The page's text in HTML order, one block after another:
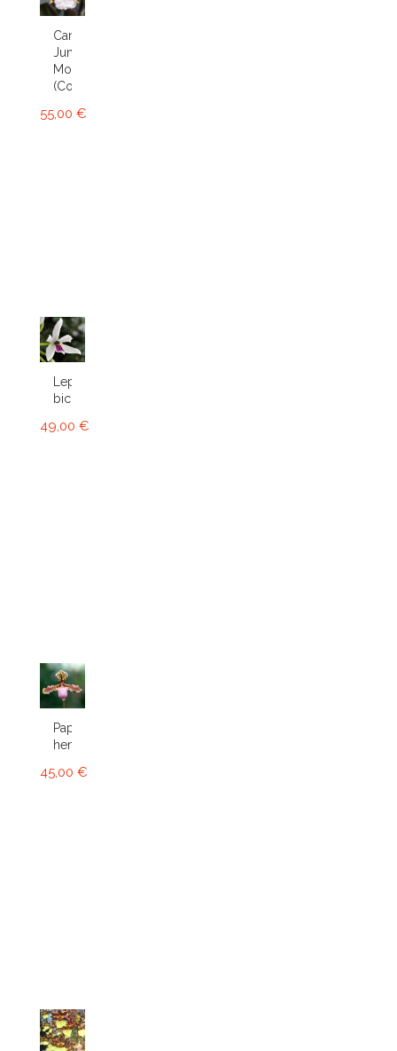
Cambria
Jungle
Monarch
(Colm.)
55,00 €
Leptotes
bicolor
49,00 €
Paphiopedilum
henryanum
45,00 €